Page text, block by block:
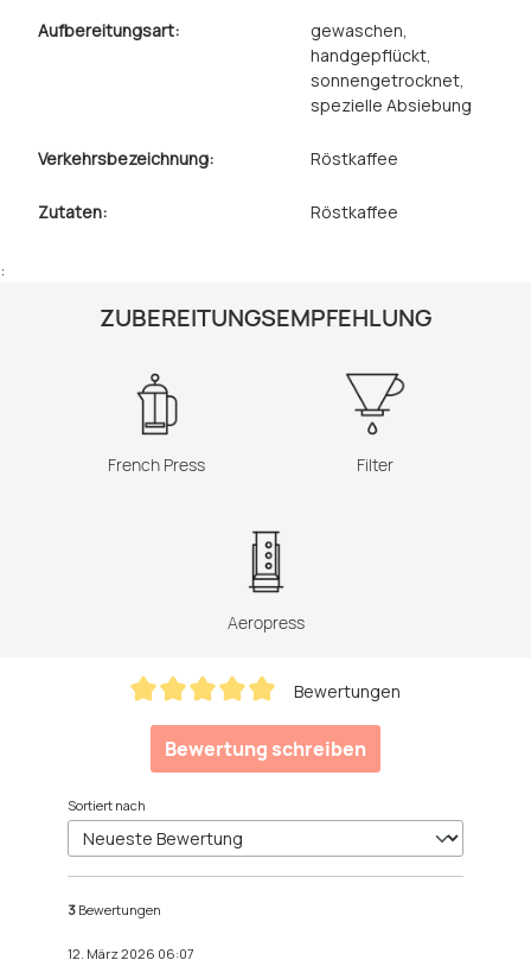
Aufbereitungsart: gewaschen,
handgepflückt,
sonnengetrocknet,
spezielle Absiebung
Verkehrsbezeichnung: Röstkaffee
Zutaten: Röstkaffee
:
ZUBEREITUNGSEMPFEHLUNG
French Press Filter
Aeropress
Bewertungen
Bewertung schreiben
Sortiert nach
3 Bewertungen
12. März 2026 06:07